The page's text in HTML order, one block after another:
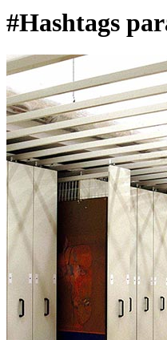
#Hashtags